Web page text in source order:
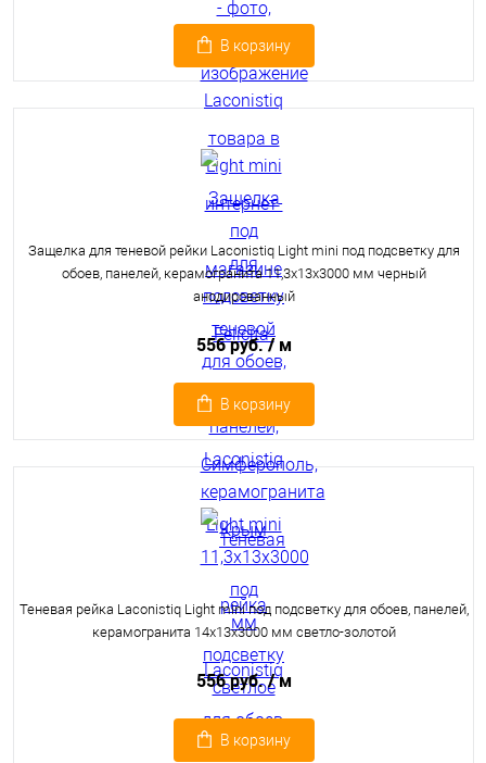
В корзину
Защелка для теневой рейки Laconistiq Light mini под подсветку для
обоев, панелей, керамогранита 11,3х13х3000 мм черный
анодированный
556 руб./ м
В корзину
Теневая рейка Laconistiq Light mini под подсветку для обоев, панелей,
керамогранита 14х13х3000 мм светло-золотой
556 руб./ м
В корзину